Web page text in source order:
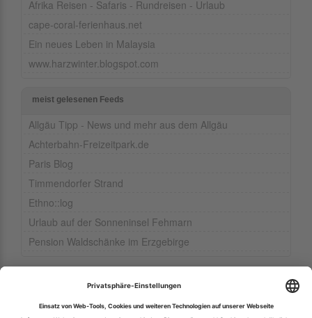
Afrika Reisen - Safaris - Rundreisen - Urlaub
cape-coral-ferienhaus.net
Ein neues Leben in Malaysia
www.harzwinter.blogspot.com
meist gelesenen Feeds
Allgäu Tipp - News und mehr aus dem Allgäu
Achterbahn-Freizeitpark.de
Paris Blog
Timmendorfer Strand
Ethno::log
Urlaub auf der Sonneninsel Fehmarn
Pension Waldschänke im Erzgebirge